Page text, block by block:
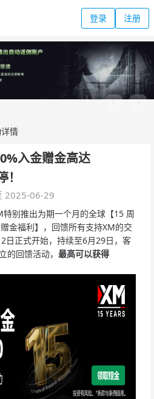
登录 注册
情
入金赠金高达
2025-06-29
别推出为期一个月的全球【15 周
金福利】，回馈所有支持XM的交
日正式开始，持续至6月29日，客
的回馈活动， 最高可以获得